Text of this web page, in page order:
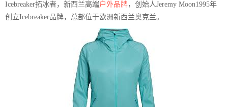
Icebreaker拓冰者，新西兰高端户外品牌，创始人Jeremy Moon1995年
创立Icebreaker品牌，总部位于欧洲新西兰奥克兰。